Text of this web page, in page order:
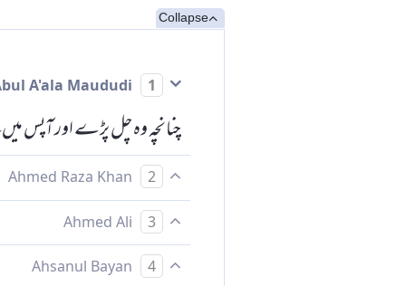
Collapse
1
چنانچہ وہ چل پڑے اور آپس
2
تو چلے اور آپس میں آہستہ آہستہ
3
پھر وہ آپس میں چپکے چپکے یہ کہتے
4